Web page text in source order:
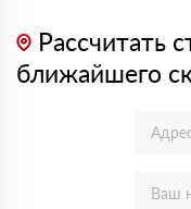
Рассчитать
ближайшего